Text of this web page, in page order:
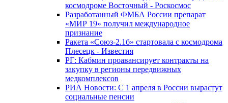
космодроме Восточный - Роскосмос
Разработанный ФМБА России препарат
«МИР 19» получил международное
признание
Ракета «Союз-2.1б» стартовала с космодрома
Плесецк - Известия
РГ: Кабмин проавансирует контракты на
закупку в регионы передвижных
медкомплексов
РИА Новости: С 1 апреля в России вырастут
социальные пенсии